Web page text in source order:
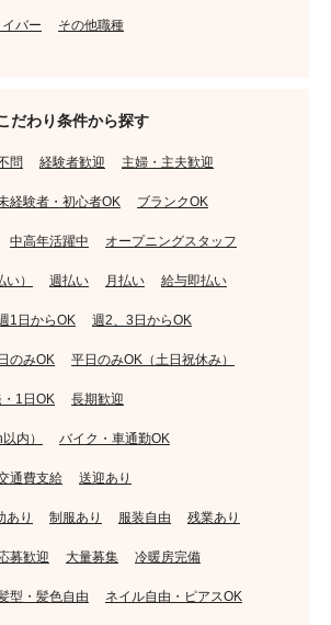
イバー その他職種
だわり条件から探す
問 経験者歓迎 主婦・主夫歓迎
経験者・初心者OK ブランクOK
中高年活躍中 オープニングスタッフ
） 週払い 月払い 給与即払い
1日からOK 週2、3日からOK
のみOK 平日のみOK（土日祝休み）
1日OK 長期歓迎
内） バイク・車通勤OK
通費支給 送迎あり
あり 制服あり 服装自由 残業あり
募歓迎 大量募集 冷暖房完備
型・髪色自由 ネイル自由・ピアスOK